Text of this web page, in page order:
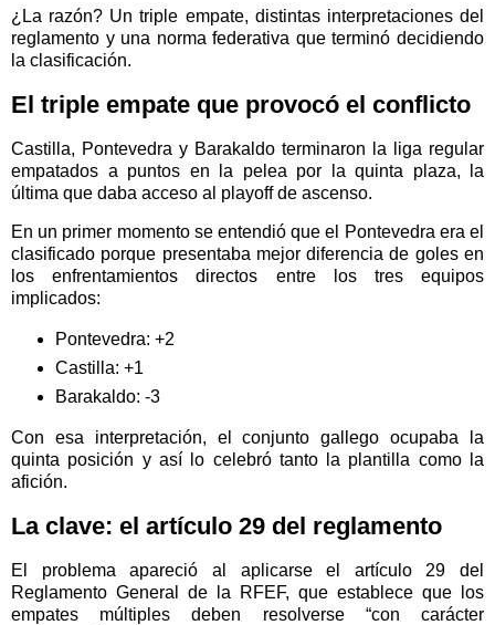
¿La razón? Un triple empate, distintas interpretaciones del
reglamento y una norma federativa que terminó decidiendo
la clasificación.
El triple empate que provocó el conflicto
Castilla, Pontevedra y Barakaldo terminaron la liga regular
empatados a puntos en la pelea por la quinta plaza, la
última que daba acceso al playoff de ascenso.
En un primer momento se entendió que el Pontevedra era el
clasificado porque presentaba mejor diferencia de goles en
los enfrentamientos directos entre los tres equipos
implicados:
Pontevedra: +2
Castilla: +1
Barakaldo: -3
Con esa interpretación, el conjunto gallego ocupaba la
quinta posición y así lo celebró tanto la plantilla como la
afición.
La clave: el artículo 29 del reglamento
El problema apareció al aplicarse el artículo 29 del
Reglamento General de la RFEF, que establece que los
empates múltiples deben resolverse “con carácter